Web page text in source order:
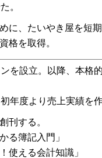
。
に、たいやき屋を短
格を取得。
を設立。以降、本格
年度より売上実績を作
刊する。
る簿記入門」
使える会計知識」